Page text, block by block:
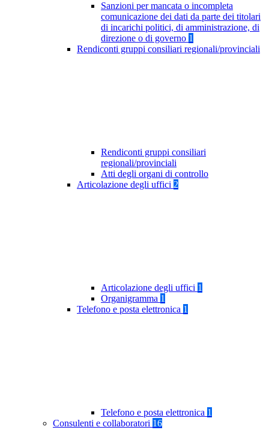
Sanzioni per mancata o incompleta
comunicazione dei dati da parte dei titolari
di incarichi politici, di amministrazione, di
direzione o di governo 1
Rendiconti gruppi consiliari regionali/provinciali
Rendiconti gruppi consiliari
regionali/provinciali
Atti degli organi di controllo
Articolazione degli uffici 2
Articolazione degli uffici 1
Organigramma 1
Telefono e posta elettronica 1
Telefono e posta elettronica 1
Consulenti e collaboratori 16